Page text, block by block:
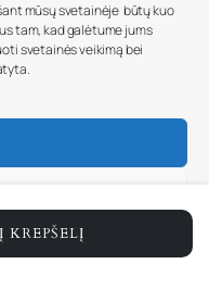
mūsų svetainėje būtų kuo
tam, kad galėtume jums
svetainės veikimą bei
KREPŠELĮ